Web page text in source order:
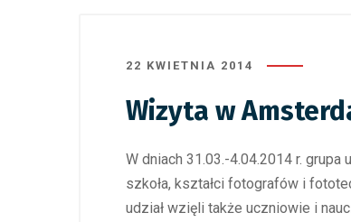
22 KWIETNIA 2014
Wizyta w
W dniach 31.03.-4.04.2014 r.
szkoła, kształci fotografów i
udział wzięli także uczniowie i